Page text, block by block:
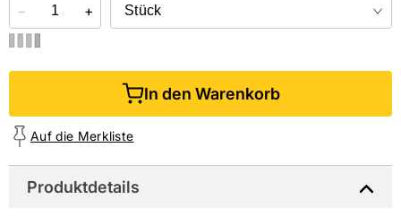
Online kaufen &kostenlos
− +
In den Warenkorb
Auf die Merkliste
Produktdetails